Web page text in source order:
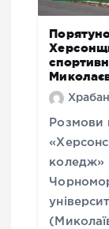
Розмови
коледж»